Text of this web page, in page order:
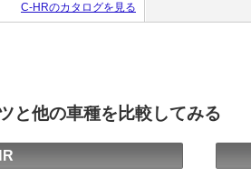
C-HRのカタログを見る
と他の車種を比較してみる